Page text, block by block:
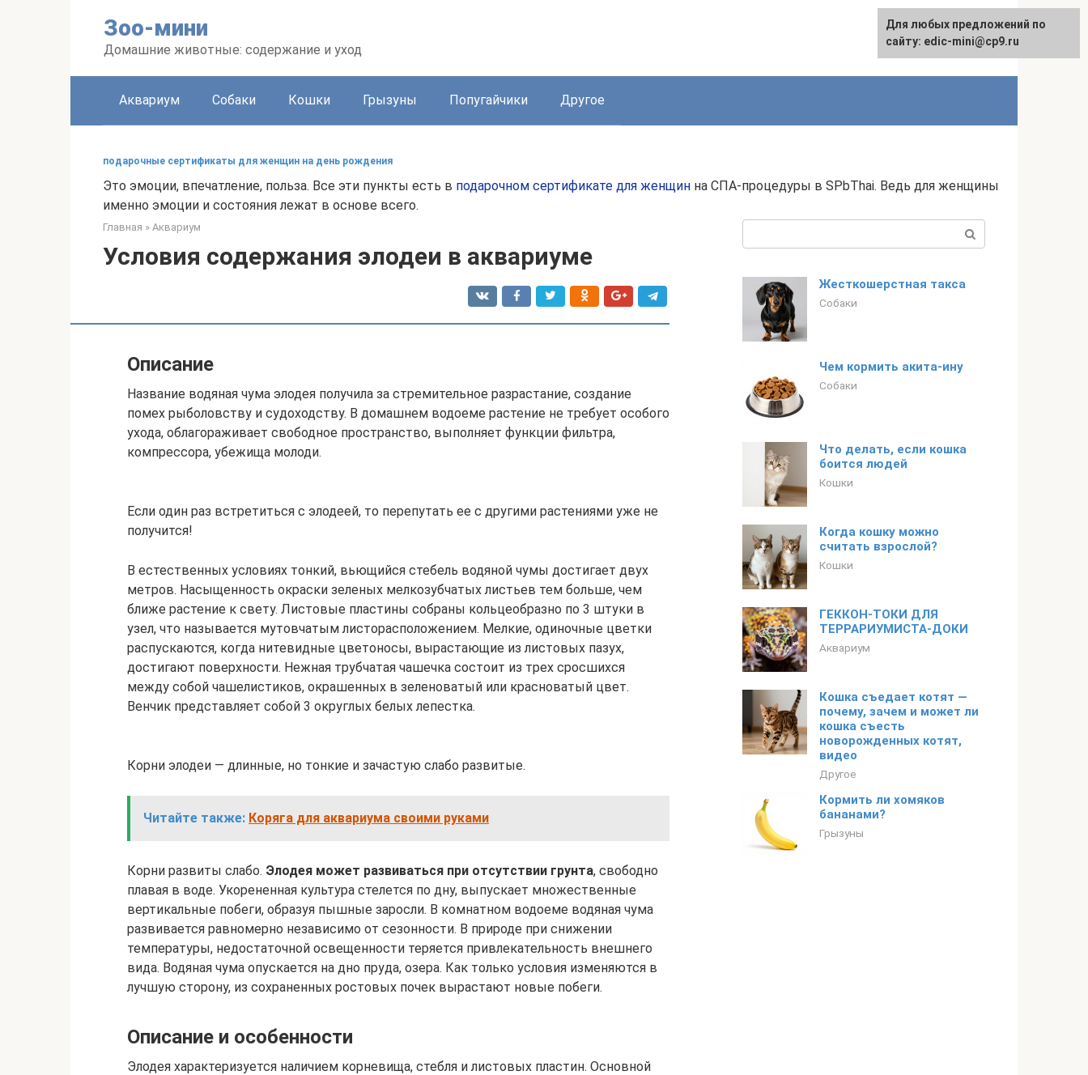
Зоо-мини
Домашние животные: содержание и уход
Аквариум Собаки Кошки Грызуны Попугайчики Другое
подарочные сертификаты для женщин на день рождения
Это эмоции, впечатление, польза. Все эти пункты есть в подарочном сертификате для женщин на СПА-процедуры в SPbThai. Ведь для женщины
именно эмоции и состояния лежат в основе всего.
Главная » Аквариум
Условия содержания элодеи в аквариуме
Описание
Название водяная чума элодея получила за стремительное разрастание, создание
помех рыболовству и судоходству. В домашнем водоеме растение не требует особого
ухода, облагораживает свободное пространство, выполняет функции фильтра,
компрессора, убежища молоди.
Если один раз встретиться с элодеей, то перепутать ее с другими растениями уже не
получится!
В естественных условиях тонкий, вьющийся стебель водяной чумы достигает двух
метров. Насыщенность окраски зеленых мелкозубчатых листьев тем больше, чем
ближе растение к свету. Листовые пластины собраны кольцеобразно по 3 штуки в
узел, что называется мутовчатым листорасположением. Мелкие, одиночные цветки
распускаются, когда нитевидные цветоносы, вырастающие из листовых пазух,
достигают поверхности. Нежная трубчатая чашечка состоит из трех сросшихся
между собой чашелистиков, окрашенных в зеленоватый или красноватый цвет.
Венчик представляет собой 3 округлых белых лепестка.
Корни элодеи — длинные, но тонкие и зачастую слабо развитые.
Читайте также: Коряга для аквариума своими руками
Корни развиты слабо. Элодея может развиваться при отсутствии грунта, свободно
плавая в воде. Укорененная культура стелется по дну, выпускает множественные
вертикальные побеги, образуя пышные заросли. В комнатном водоеме водяная чума
развивается равномерно независимо от сезонности. В природе при снижении
температуры, недостаточной освещенности теряется привлекательность внешнего
вида. Водяная чума опускается на дно пруда, озера. Как только условия изменяются в
лучшую сторону, из сохраненных ростовых почек вырастают новые побеги.
Описание и особенности
Элодея характеризуется наличием корневища, стебля и листовых пластин. Основной
Жесткошерстная такса
Собаки
Чем кормить акита-ину
Собаки
Что делать, если кошка
боится людей
Кошки
Когда кошку можно
считать взрослой?
Кошки
ГЕККОН-ТОКИ ДЛЯ
ТЕРРАРИУМИСТА-ДОКИ
Аквариум
Кошка съедает котят —
почему, зачем и может ли
кошка съесть
новорожденных котят,
видео
Другое
Кормить ли хомяков
бананами?
Грызуны
Для любых предложений по
сайту: edic-mini@cp9.ru